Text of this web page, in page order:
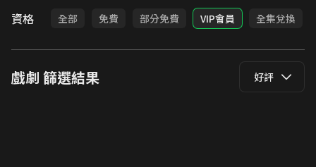
資格 全部 免費 部分免費 VIP會員 全集兌換
戲劇 篩選結果 好評